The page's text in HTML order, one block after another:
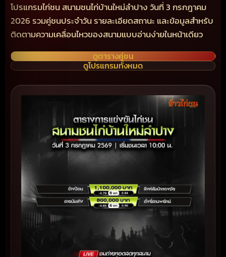
โปรแกรมไก่ชน สนามชนไก่บ้านใหม่ลำปาง วันที่ 3 กรกฎาคม
2026 รวมคู่ชนประจำวัน รายละเอียดสถานะ และข้อมูลสำหรับ
ติดตามความเคลื่อนไหวของสนามแบบอ่านง่ายในหน้าเดียว
ดูตารางคู่ชน
ดูโปรแกรมทั้งหมด